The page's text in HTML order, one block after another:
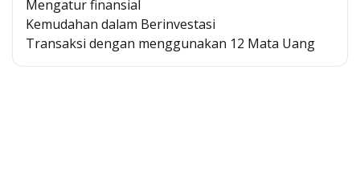
Mengatur finansial
Kemudahan dalam Berinvestasi
Transaksi dengan menggunakan 12 Mata Uang
Cross Selling Banner Global